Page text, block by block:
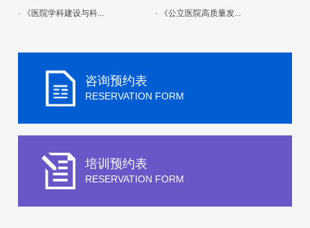
· 《医院学科建设与科... · 《公立医院高质量发...
咨询预约表
RESERVATION FORM
培训预约表
RESERVATION FORM